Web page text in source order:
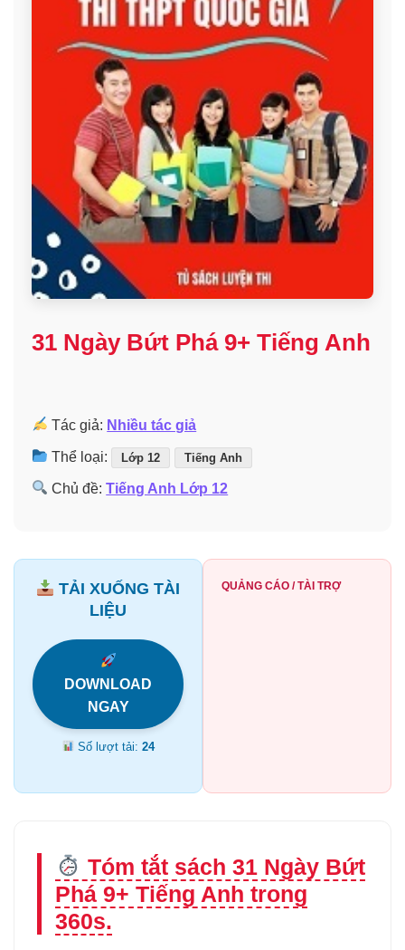
31 Ngày Bứt Phá 9+ Tiếng Anh
Tác giả: Nhiều tác giả
Thể loại: Lớp 12 Tiếng Anh
Chủ đề:Tiếng Anh Lớp 12
TẢI XUỐNG TÀI
LIỆU
DOWNLOAD
NGAY
Số lượt tải:24
QUẢNG CÁO / TÀI TRỢ
Tóm tắt sách 31 Ngày Bứt
Phá 9+ Tiếng Anh trong
360s.